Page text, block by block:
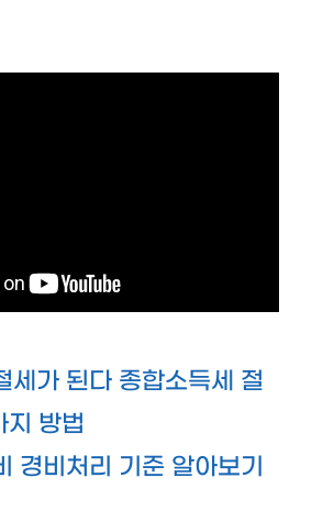
세가 된다 종합소득세 절
지 방법
경비처리 기준 알아보기